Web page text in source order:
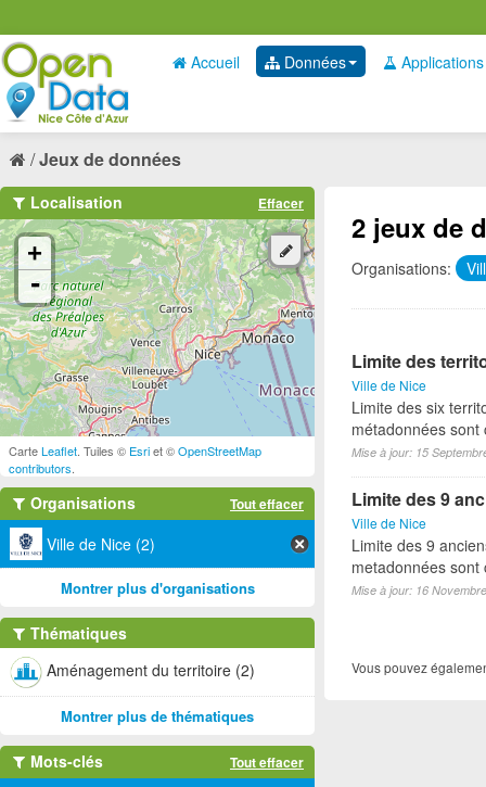
Accueil Données Applications
Jeux de données
2 jeux de
Organisations:
Limite des
Ville de Nice
Limite des six
métadonnées
Mise à jour: 15
Limite des 9
Ville de Nice
Limite des 9
metadonnées
Mise à jour: 16
Vous pouvez
Localisation Effacer
+
-
CarteLeaflet . Tuiles © Esriet ©OpenStreetMap
contributors
Organisations Tout effacer
Ville de Nice (2)
Montrer plus d'organisations
Thématiques
Aménagement du territoire (2)
Montrer plus de thématiques
Mots-clés Tout effacer